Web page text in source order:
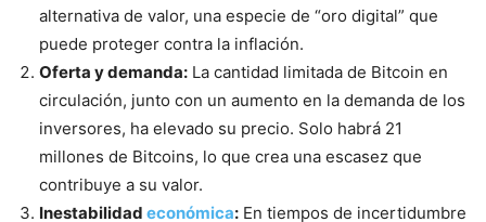
alternativa de valor, una especie de “oro digital” que
puede proteger contra la inflación.
Oferta y demanda: La cantidad limitada de Bitcoin en
circulación, junto con un aumento en la demanda de los
inversores, ha elevado su precio. Solo habrá 21
millones de Bitcoins, lo que crea una escasez que
contribuye a su valor.
Inestabilidad económica: En tiempos de incertidumbre